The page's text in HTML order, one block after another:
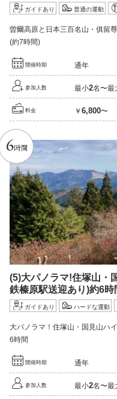
ガイドあり 普通の運動
曽爾高原と日本三百名山・俱留
(約7時間)
開催時期 通年
参加人数 最小2名〜最
料金 ￥ 6,800〜
6時間
(5)大パノラマ!住塚山・
鉄榛原駅送迎あり)約6時
ガイドあり ハードな運動
大パノラマ！住塚山・国見山ハ
6時間
開催時期 通年
参加人数 最小2名〜最